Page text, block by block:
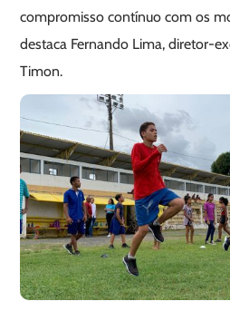
compromisso contínuo com os
destaca Fernando Lima, diretor-
Timon.